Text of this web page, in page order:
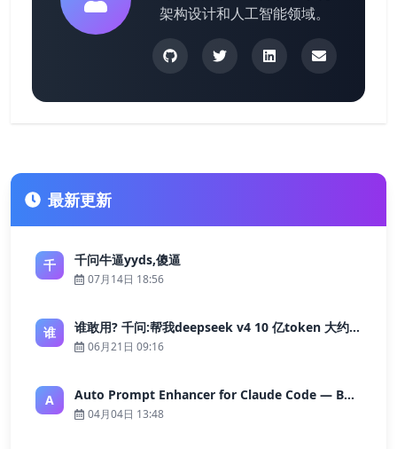
架构设计和人工智能领域。
最新更新
千 千问牛逼yyds,傻逼
07月14日 18:56
谁 谁敢用? 千问:帮我deepseek v4 10 亿token 大约多少花费 ?
06月21日 09:16
A Auto Prompt Enhancer for Claude Code — Building a Highly Reliable AI Programming Workflow
04月04日 13:48